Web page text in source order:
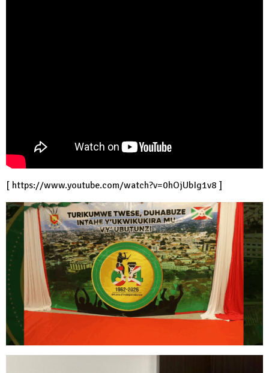
[ https://www.youtube.com/watch?v=0hOjUbIg1v8 ]